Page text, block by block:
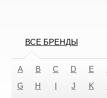
ВСЕ БРЕНДЫ
A B C D E
G
H J K